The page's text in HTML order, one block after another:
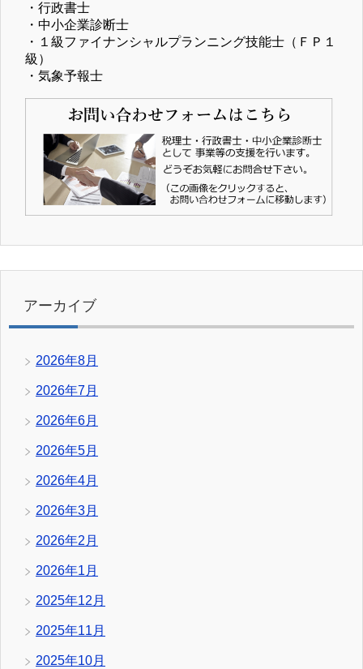
・行政書士
・中小企業診断士
・１級ファイナンシャルプランニング技能士（ＦＰ１
級）
・気象予報士
アーカイブ
2026年8月
2026年7月
2026年6月
2026年5月
2026年4月
2026年3月
2026年2月
2026年1月
2025年12月
2025年11月
2025年10月